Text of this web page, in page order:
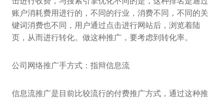
账户消耗费用进行的，不同的行业，消费不同，不同的关
键词消费也不同，用户通过点击进行网站后，浏览着陆
页，从而进行转化。做这种推广，要考虑到转化率。
公司网络推广手方式：指辩信息流
信息流推广是目前比较流行的付费推广方式，通过这种推